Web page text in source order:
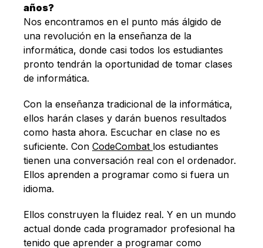
años?
Nos encontramos en el punto más álgido de
una revolución en la enseñanza de la
informática, donde casi todos los estudiantes
pronto tendrán la oportunidad de tomar clases
de informática.
Con la enseñanza tradicional de la informática,
ellos harán clases y darán buenos resultados
como hasta ahora. Escuchar en clase no es
suficiente. Con CodeCombat los estudiantes
tienen una conversación real con el ordenador.
Ellos aprenden a programar como si fuera un
idioma.
Ellos construyen la fluidez real. Y en un mundo
actual donde cada programador profesional ha
tenido que aprender a programar como